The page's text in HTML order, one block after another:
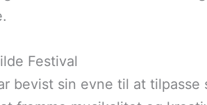
Festival
bevist sin evne til at